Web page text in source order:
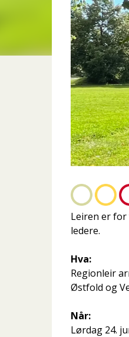
Leiren er
ledere.
Hva:
Regionleir
Østfold og
Når:
Lørdag 24.